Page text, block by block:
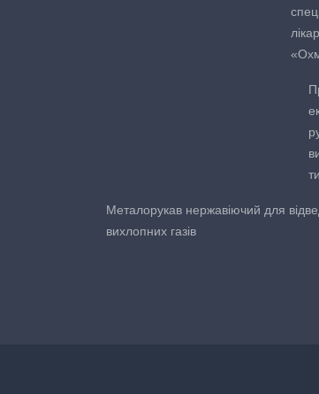
Металорукав нержавіючий для
вихлопних газів